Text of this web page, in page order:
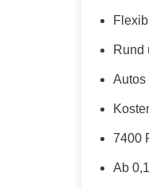
Rund
Autos
7400
Ab